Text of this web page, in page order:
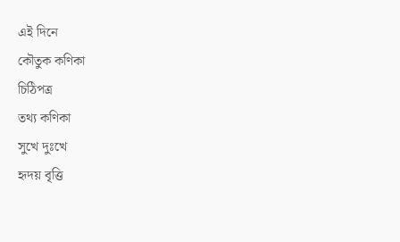
এই দিনে
কৌতুক কণিকা
চিঠিপত্র
তথ্য কণিকা
সুখে দুঃখে
হৃদয় বৃত্তি